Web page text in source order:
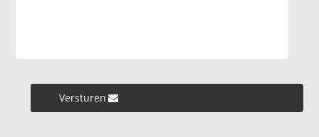
Versturen »